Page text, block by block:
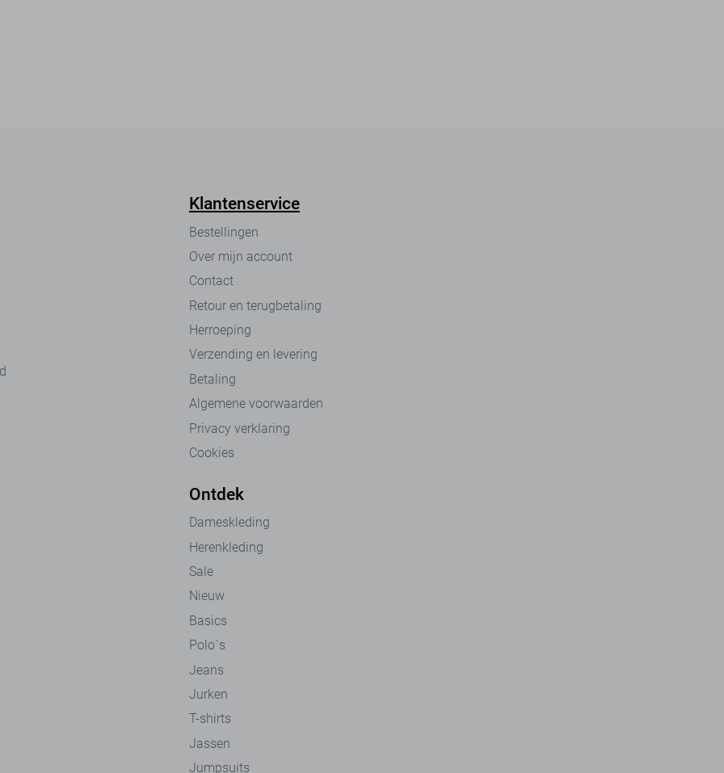
Klantenservice
Bestellingen
Over mijn account
Contact
Retour en terugbetaling
Herroeping
Verzending en levering
Betaling
Algemene voorwaarden
Privacy verklaring
Cookies
Ontdek
Dameskleding
Herenkleding
Sale
Nieuw
Basics
Polo`s
Jeans
Jurken
T-shirts
Jassen
Jumpsuits